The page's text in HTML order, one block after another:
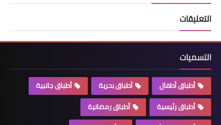
التعليقات
التسميات
أطباق أطفال أطباق بحرية
أطباق جانبية
أطباق رئيسية
أطباق رمضانية